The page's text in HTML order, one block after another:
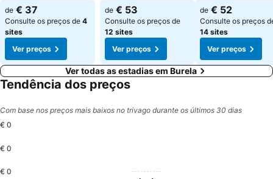
Ver preços
de € 37
Consulte os preços de 4
sites
Ver preços
Ver preços
de € 53
Consulte os preços de
12 sites
Ver preços
de € 52
Consulte os preços
14 sites
Ver preços
Ver todas as estadias em Burela
Tendência dos preços
Com base nos preços mais baixos no trivago durante os últimos 30 dias
€ 0
€ 0
€ 0